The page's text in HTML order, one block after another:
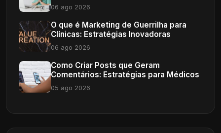
06 ago 2026
O que é Marketing de Guerrilha para
Clínicas: Estratégias Inovadoras
06 ago 2026
Como Criar Posts que Geram
Comentários: Estratégias para Médicos
05 ago 2026